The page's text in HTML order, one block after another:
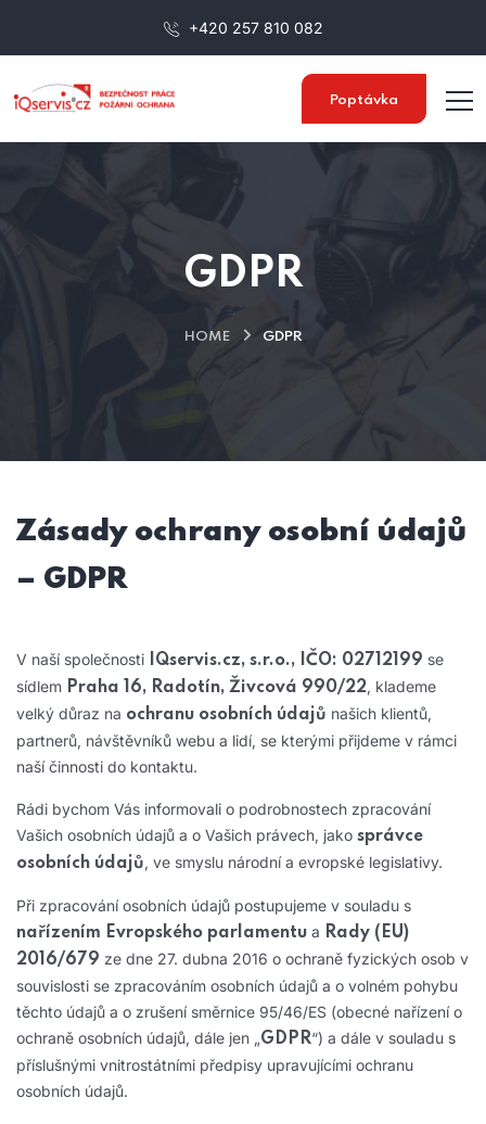
+420 257 810 082
Poptávka
GDPR
HOME GDPR
Zásady ochrany osobní údajů
– GDPR
V naší společnosti IQservis.cz, s.r.o., IČO: 02712199 se
sídlem Praha 16, Radotín, Živcová 990/22, klademe
velký důraz na ochranu osobních údajů našich klientů,
partnerů, návštěvníků webu a lidí, se kterými přijdeme v rámci
naší činnosti do kontaktu.
Rádi bychom Vás informovali o podrobnostech zpracování
Vašich osobních údajů a o Vašich právech, jako správce
osobních údajů, ve smyslu národní a evropské legislativy.
Při zpracování osobních údajů postupujeme v souladu s
nařízením Evropského parlamentu a Rady (EU)
2016/679 ze dne 27. dubna 2016 o ochraně fyzických osob v
souvislosti se zpracováním osobních údajů a o volném pohybu
těchto údajů a o zrušení směrnice 95/46/ES (obecné nařízení o
ochraně osobních údajů, dále jen „GDPR“) a dále v souladu s
příslušnými vnitrostátními předpisy upravujícími ochranu
osobních údajů.